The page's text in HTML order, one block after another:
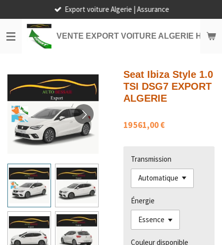
au
contenu
principal
VENTE EXPORT VOITURE ALGERIE HORS
Export voiture Algerie | Assurance
Seat Ibiza Style 1.0
TSI DSG7 EXPORT
ALGERIE
19 561,00 €
Transmission
Énergie
Couleur disponible